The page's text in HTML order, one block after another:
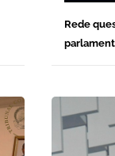
Rede